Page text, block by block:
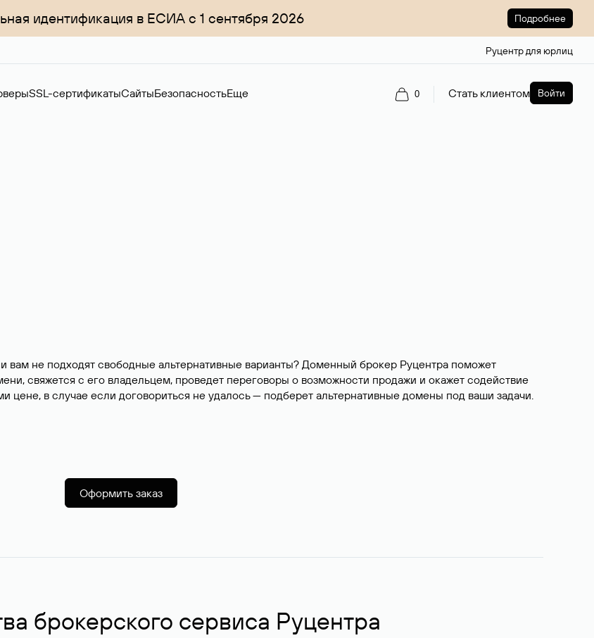
идентификация в ЕСИА с 1 сентября 2026 Подробнее
Руцентр для юрлиц
SSL-сертификатыСайтыБезопасностьЕще 0 Стать клиентом Войти
вам не подходят свободные альтернативные варианты? Доменный брокер Руцентра поможет
свяжется с его владельцем, проведет переговоры о возможности продажи и окажет содействие
цене, в случае если договориться не удалось — подберет альтернативные домены под ваши задачи.
Оформить заказ
брокерского сервиса Руцентра